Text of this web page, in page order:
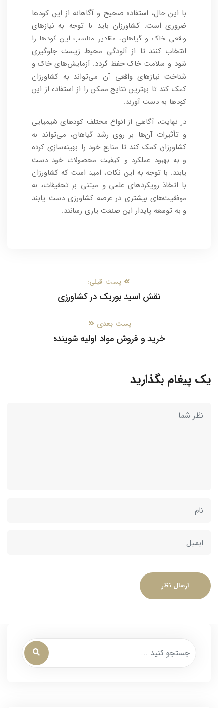
با این حال، استفاده صحیح و آگاهانه از این کودها
ضروری است. کشاورزان باید با توجه به نیازهای
واقعی خاک و گیاهان، مقادیر مناسب این کودها را
انتخاب کنند تا از آلودگی محیط زیست جلوگیری
شود و سلامت خاک حفظ گردد. آزمایش‌های خاک و
شناخت نیازهای واقعی آن می‌تواند به کشاورزان
کمک کند تا بهترین نتایج ممکن را از استفاده از این
کودها به دست آورند.
در نهایت، آگاهی از انواع مختلف کودهای شیمیایی
و تأثیرات آن‌ها بر روی رشد گیاهان، می‌تواند به
کشاورزان کمک کند تا منابع خود را بهینه‌سازی کرده
و به بهبود عملکرد و کیفیت محصولات خود دست
یابند. با توجه به این نکات، امید است که کشاورزان
با اتخاذ رویکردهای علمی و مبتنی بر تحقیقات، به
موفقیت‌های بیشتری در عرصه کشاورزی دست یابند
و به توسعه پایدار این صنعت یاری رسانند.
پست قبلی:
نقش اسید بوریک در کشاورزی
پست بعدی
خرید و فروش مواد اولیه شوینده
یک پیغام بگذارید
ارسال نظر